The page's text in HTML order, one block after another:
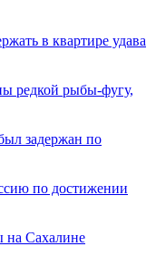
в квартире удава
редкой рыбы-фугу,
задержан по
по достижении
на Сахалине